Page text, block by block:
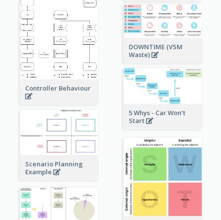
Controller Behaviour
DOWNTIME (VSM
Waste)
5 Whys - Car Won't
Start
Scenario Planning
Example